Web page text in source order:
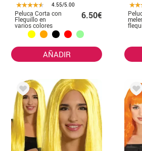
4.55/5.00
Peluca Corta con
Flequillo en
varios colores
6.50€
AÑADIR